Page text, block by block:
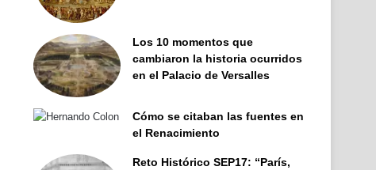
Los 10 momentos que
cambiaron la historia ocurridos
en el Palacio de Versalles
Cómo se citaban las fuentes en
el Renacimiento
Reto Histórico SEP17: “París,